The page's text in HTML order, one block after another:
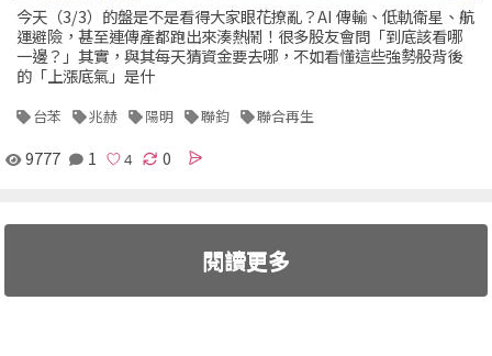
今天（3/3）的盤是不是看得大家眼花撩亂？AI 傳輸、低軌衛星、航
運避險，甚至連傳產都跑出來湊熱鬧！很多股友會問「到底該看哪
一邊？」其實，與其每天猜資金要去哪，不如看懂這些強勢股背後
的「上漲底氣」是什
台苯 兆赫 陽明 聯鈞 聯合再生
9777 1 0
閱讀更多